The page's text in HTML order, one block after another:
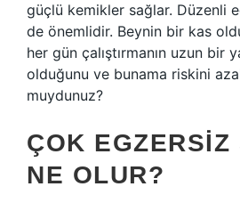
güçlü kemikler sağlar. Düzenli
de önemlidir. Beynin bir kas
her gün çalıştırmanın uzun bir
olduğunu ve bunama riskini
muydunuz?
ÇOK EGZERSIZ
NE OLUR?